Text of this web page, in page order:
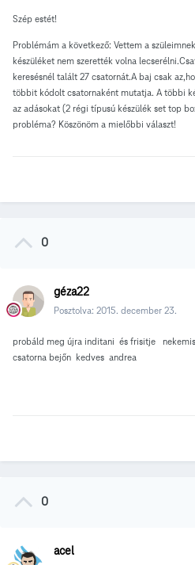
Szép estét!
Problémám a következő: Vettem a
készüléket nem szerették volna
keresésnél talált 27 csatornát.A baj csak
többit kódolt csatornaként mutatja. A többi
az adásokat (2 régi típusú készülék set top
probléma? Köszönöm a mielőbbi választ!
0
géza22
Posztolva: 2015. december 23.
probáld meg újra inditani és frisitje
csatorna bejőn kedves andrea
0
acel